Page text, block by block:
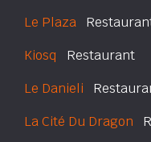
Le Plaza
Kiosq Restaurant
Le Danieli
La Cité Du Dragon